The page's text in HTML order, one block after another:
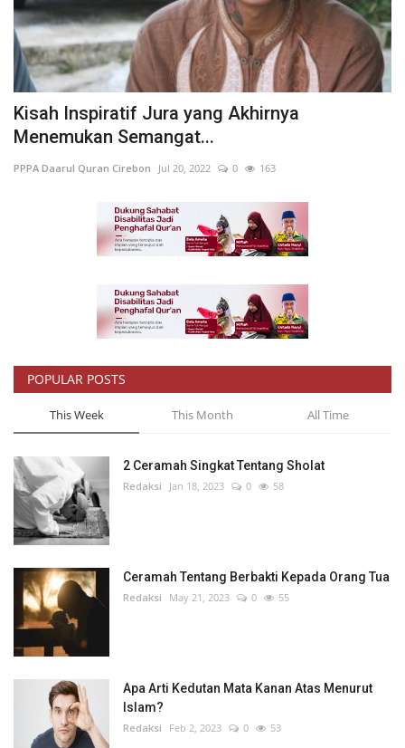
Kisah Inspiratif Jura yang Akhirnya
Menemukan Semangat...
PPPA Daarul Quran Cirebon Jul 20, 2022 0 163
POPULAR POSTS
This Week This Month All Time
2 Ceramah Singkat Tentang Sholat
Redaksi Jan 18, 2023 0 58
Ceramah Tentang Berbakti Kepada Orang Tua
Redaksi May 21, 2023 0 55
Apa Arti Kedutan Mata Kanan Atas Menurut
Islam?
Redaksi Feb 2, 2023 0 53